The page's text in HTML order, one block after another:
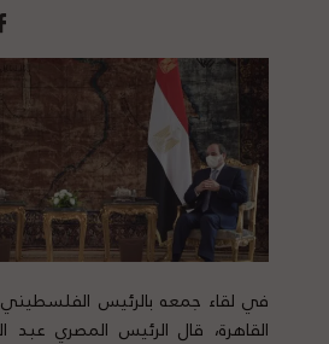
في لقاء جمعه بالرئيس
القاهرة، قال الرئيس المصري عبد